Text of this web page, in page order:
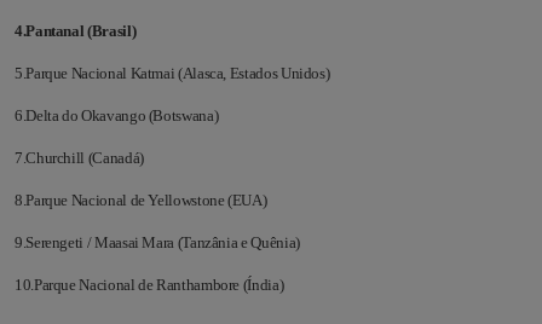
4.Pantanal (Brasil)
5.Parque Nacional Katmai (Alasca, Estados Unidos)
6.Delta do Okavango (Botswana)
7.Churchill (Canadá)
8.Parque Nacional de Yellowstone (EUA)
9.Serengeti / Maasai Mara (Tanzânia e Quênia)
10.Parque Nacional de Ranthambore (Índia)